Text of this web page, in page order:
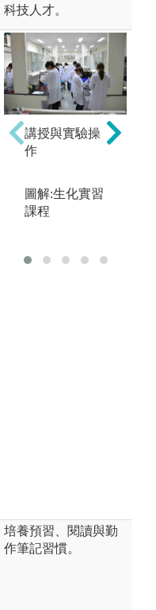
科技人才。
分組學習：本
系教師在課程
設計上，經常
將同學分組並
採用合作學習
在促進學生養
成與同學合作
習成效。
講授與實驗操
作
圖解:生化實習
課程
培養預習、閱讀與勤
作筆記習慣。